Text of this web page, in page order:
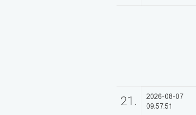
21.
2026-08-07
09:57:51